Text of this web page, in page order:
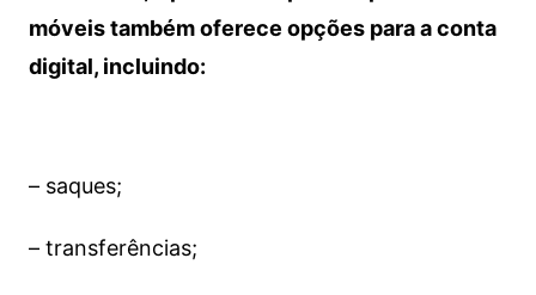
móveis também oferece opções para a conta
digital, incluindo:
– saques;
– transferências;